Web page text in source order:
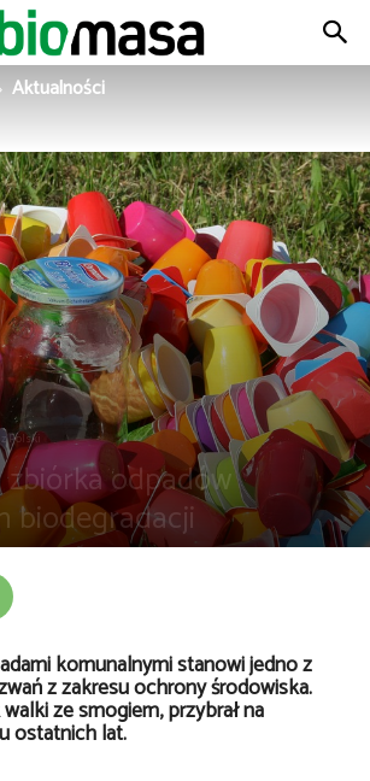
Aktualności
Polski
odpadów
biodegradacji
komunalnymi stanowi jedno z
z zakresu ochrony środowiska.
ze smogiem, przybrał na
ostatnich lat.